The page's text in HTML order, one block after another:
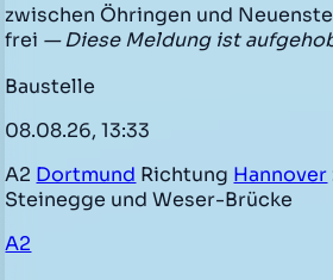
zwischen Öhringen und
frei — Diese Meldung ist
Baustelle
08.08.26, 13:33
A2 Dortmund Richtung Hannover
Steinegge und Weser-Brücke
A2